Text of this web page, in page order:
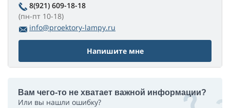
8(921) 609-18-18
(пн-пт 10-18)
info@proektory-lampy.ru
Напишите мне
Вам чего-то не хватает важной информации?
Или вы нашли ошибку?